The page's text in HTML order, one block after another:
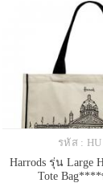
รหัส : HU
Harrods รุ่น Large
Tote